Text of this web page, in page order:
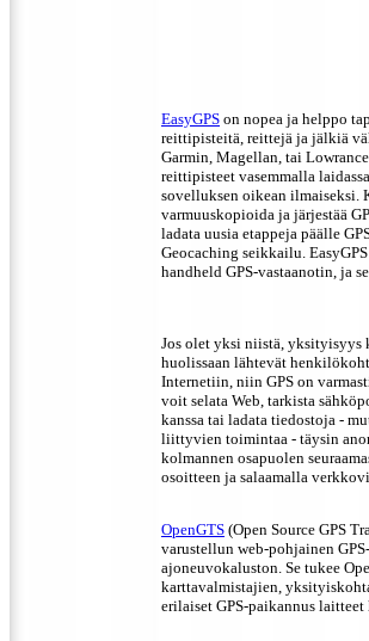
EasyGPS on nopea ja helppo
reittipisteitä, reittejä ja jälkiä
Garmin, Magellan, tai
reittipisteet vasemmalla
sovelluksen oikean ilmaiseksi.
varmuuskopioida ja järjestää
ladata uusia etappeja päälle
Geocaching seikkailu.
handheld GPS-vastaanotin, ja
Jos olet yksi niistä, yksityisyys
huolissaan lähtevät
Internetiin, niin GPS on
voit selata Web, tarkista
kanssa tai ladata tiedostoja -
liittyvien toimintaa - täysin
kolmannen osapuolen
osoitteen ja salaamalla
OpenGTS (Open Source GPS
varustellun web-pohjainen
ajoneuvokaluston. Se tukee
karttavalmistajien,
erilaiset GPS-paikannus laitteet